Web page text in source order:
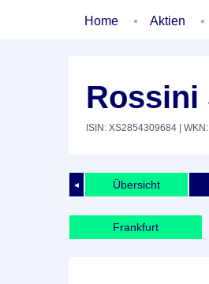
Home Aktien
Rossini
ISIN: XS2854309684 |
◄ Übersicht
Frankfurt